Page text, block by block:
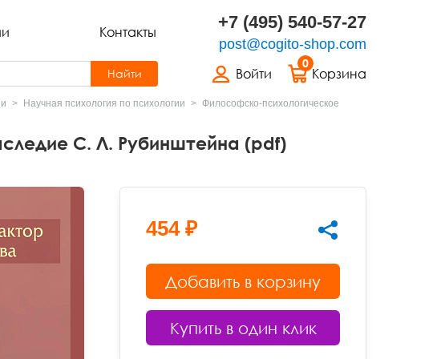
Контакты +7 (495) 540-57-27
post@cogito-shop.com
Войти
0
Корзина
Найти
Научная психология по психологии
Философско-психологическое
С. Л. Рубинштейна (pdf)
454 ₽
Добавить в корзину
Купить в один клик